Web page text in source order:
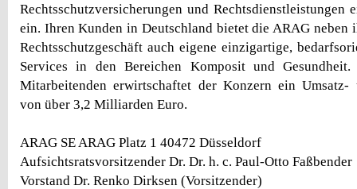
Rechtsschutzversicherungen und Rechtsdienstleistungen
ein. Ihren Kunden in Deutschland bietet die ARAG neben
Rechtsschutzgeschäft auch eigene einzigartige,
Services in den Bereichen Komposit und
Mitarbeitenden erwirtschaftet der Konzern ein Umsatz-
von über 3,2 Milliarden Euro.
ARAG SE ARAG Platz 1 40472 Düsseldorf
Aufsichtsratsvorsitzender Dr. Dr. h. c. Paul-Otto Faßbender
Vorstand Dr. Renko Dirksen (Vorsitzender)